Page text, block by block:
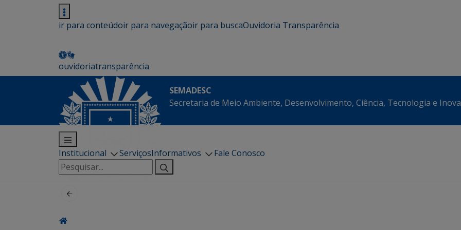
ir para conteúdoir para navegaçãoir para buscaOuvidoria Transparência
ouvidoriatransparência
SEMADESC
Secretaria de Meio Ambiente, Desenvolvimento, Ciência, Tecnologia e
Institucional ServiçosInformativos
Fale Conosco
Pesquisar
por: